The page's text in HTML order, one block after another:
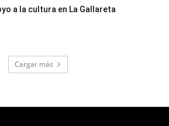
a la cultura en La Gallareta
Cargar más